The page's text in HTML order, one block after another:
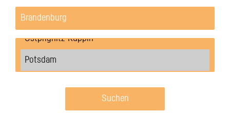
Suchen